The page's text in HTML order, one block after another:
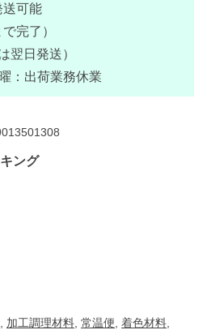
送可能
完了）
翌日発送）
：出荷業務休業
ング
加工調理材料 常温便 着色材料